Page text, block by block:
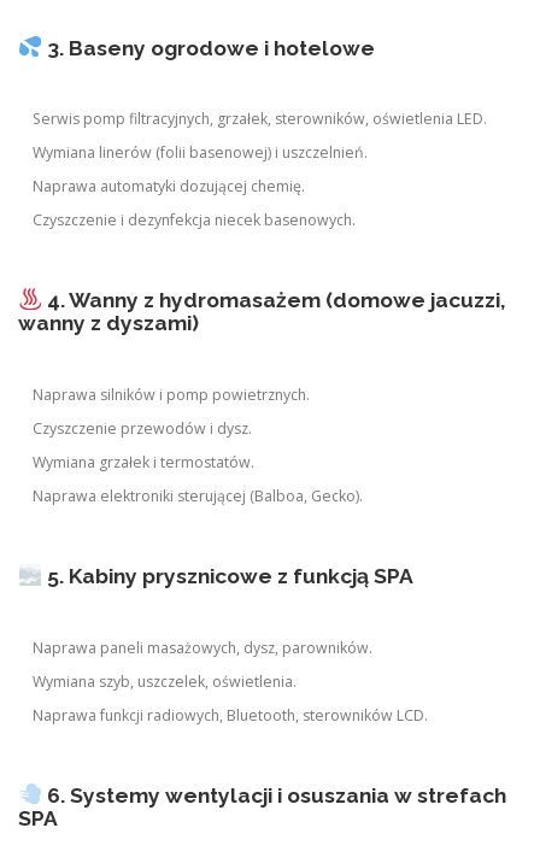
3. Baseny ogrodowe i hotelowe
Serwis pomp filtracyjnych, grzałek, sterowników, oświetlenia LED.
Wymiana linerów (folii basenowej) i uszczelnień.
Naprawa automatyki dozującej chemię.
Czyszczenie i dezynfekcja niecek basenowych.
4. Wanny z hydromasażem (domowe jacuzzi,
wanny z dyszami)
Naprawa silników i pomp powietrznych.
Czyszczenie przewodów i dysz.
Wymiana grzałek i termostatów.
Naprawa elektroniki sterującej (Balboa, Gecko).
5. Kabiny prysznicowe z funkcją SPA
Naprawa paneli masażowych, dysz, parowników.
Wymiana szyb, uszczelek, oświetlenia.
Naprawa funkcji radiowych, Bluetooth, sterowników LCD.
6. Systemy wentylacji i osuszania w strefach
SPA